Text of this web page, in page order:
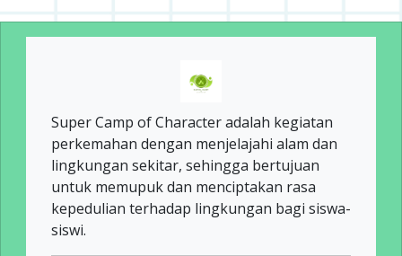
Super Camp of Character adalah kegiatan
perkemahan dengan menjelajahi alam dan
lingkungan sekitar, sehingga bertujuan
untuk memupuk dan menciptakan rasa
kepedulian terhadap lingkungan bagi siswa-
siswi.